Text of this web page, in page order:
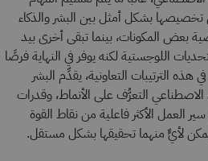
تخصيصها بشكل أمثل بين البشر والذكاء
بعض المكونات، بينما تبقى أخرى بيد
اللوجستية لكنه يوفر في النهاية فرصًا
هذه الترتيبات التعاونية، يقدِّم البشر
الاصطناعي التعرُّف على الأنماط، وقدرات
العمل الأكثر فاعلية من نقاط القوة
يمكن لأيٍّ منهما تحقيقها بشكل مستقل.